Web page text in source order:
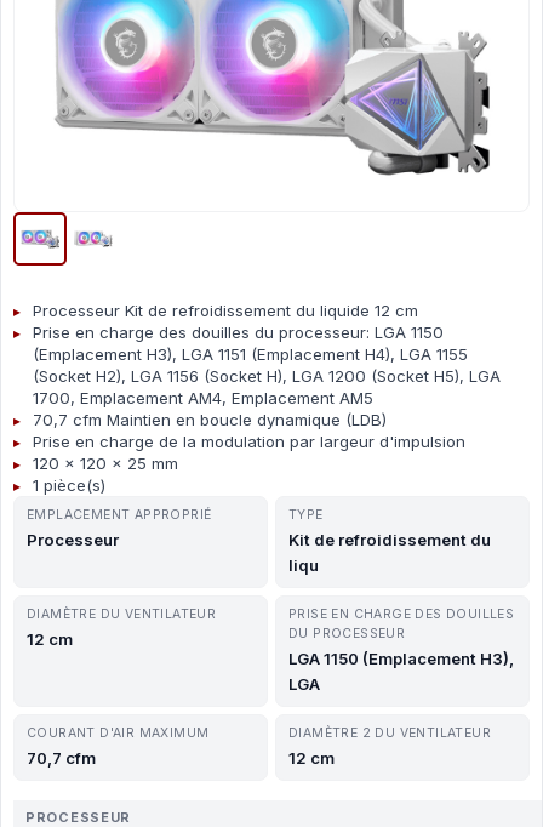
Processeur Kit de refroidissement du liquide 12 cm
Prise en charge des douilles du processeur: LGA 1150
(Emplacement H3), LGA 1151 (Emplacement H4), LGA 1155
(Socket H2), LGA 1156 (Socket H), LGA 1200 (Socket H5), LGA
1700, Emplacement AM4, Emplacement AM5
70,7 cfm Maintien en boucle dynamique (LDB)
Prise en charge de la modulation par largeur d'impulsion
120 x 120 x 25 mm
1 pièce(s)
EMPLACEMENT APPROPRIÉ
Processeur
TYPE
Kit de refroidissement du
liqu
DIAMÈTRE DU VENTILATEUR
12 cm
PRISE EN CHARGE DES DOUILLES
DU PROCESSEUR
LGA 1150 (Emplacement H3),
LGA
COURANT D'AIR MAXIMUM
70,7 cfm
DIAMÈTRE 2 DU VENTILATEUR
12 cm
PROCESSEUR